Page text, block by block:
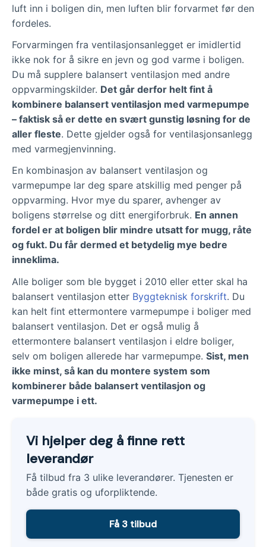
luft inn i boligen din, men luften blir forvarmet før den
fordeles.
Forvarmingen fra ventilasjonsanlegget er imidlertid
ikke nok for å sikre en jevn og god varme i boligen.
Du må supplere balansert ventilasjon med andre
oppvarmingskilder. Det går derfor helt fint å
kombinere balansert ventilasjon med varmepumpe
– faktisk så er dette en svært gunstig løsning for de
aller fleste. Dette gjelder også for ventilasjonsanlegg
med varmegjenvinning.
En kombinasjon av balansert ventilasjon og
varmepumpe lar deg spare atskillig med penger på
oppvarming. Hvor mye du sparer, avhenger av
boligens størrelse og ditt energiforbruk. En annen
fordel er at boligen blir mindre utsatt for mugg, råte
og fukt. Du får dermed et betydelig mye bedre
inneklima.
Alle boliger som ble bygget i 2010 eller etter skal ha
balansert ventilasjon etter Byggteknisk forskrift. Du
kan helt fint ettermontere varmepumpe i boliger med
balansert ventilasjon. Det er også mulig å
ettermontere balansert ventilasjon i eldre boliger,
selv om boligen allerede har varmepumpe. Sist, men
ikke minst, så kan du montere system som
kombinerer både balansert ventilasjon og
varmepumpe i ett.
Vi hjelper deg å finne rett
leverandør
Få tilbud fra 3 ulike leverandører. Tjenesten er
både gratis og uforpliktende.
Få 3 tilbud